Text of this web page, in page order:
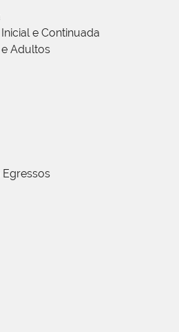
e Continuada
Adultos